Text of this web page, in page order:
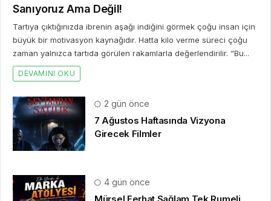
Sanıyoruz Ama Değil!
Tartıya çıktığınızda ibrenin aşağı indiğini görmek çoğu insan için
büyük bir motivasyon kaynağıdır. Hatta kilo verme süreci çoğu
zaman yalnızca tartıda görülen rakamlarla değerlendirilir. “Bu...
DEVAMINI OKU
2 gün önce
7 Ağustos Haftasında Vizyona
Girecek Filmler
4 gün önce
Mürsel Ferhat Sağlam Tek Rumeli